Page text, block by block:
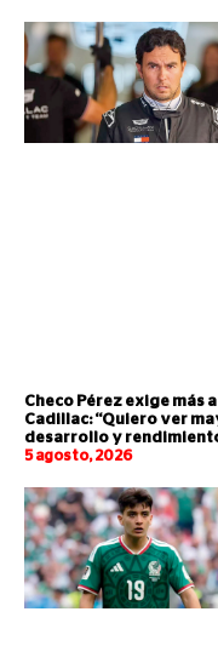
Checo Pérez exige más a
Cadillac: “Quiero ver
desarrollo y
5 agosto, 2026